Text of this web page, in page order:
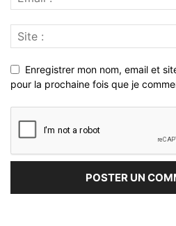
Enregistrer mon nom, email et
pour la prochaine fois que je